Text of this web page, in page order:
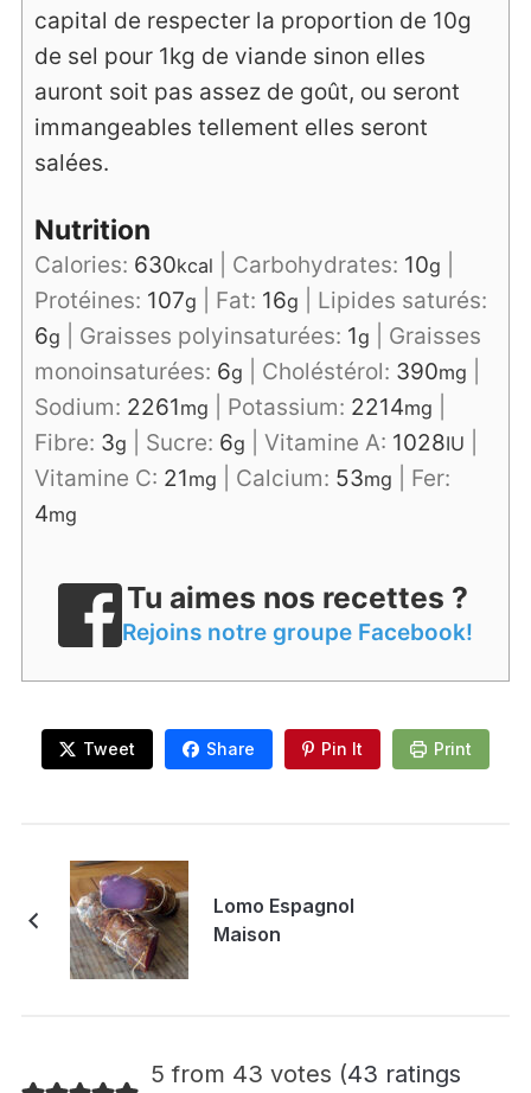
capital de respecter la proportion de 10g
de sel pour 1kg de viande sinon elles
auront soit pas assez de goût, ou seront
immangeables tellement elles seront
salées.
Nutrition
Calories: 630kcal Carbohydrates: 10g
Protéines: 107g Fat: 16g
Lipides saturés:
6g Graisses polyinsaturées: 1g
Graisses
monoinsaturées: 6g Choléstérol: 390mg
Sodium: 2261mg Potassium: 2214mg
Fibre: 3g Sucre: 6g Vitamine A: 1028IU
Vitamine C: 21mg Calcium: 53mg
Fer:
4mg
Tu aimes nos recettes ?
Rejoins notre groupe Facebook!
Tweet Share Pin It Print
Lomo Espagnol
Maison
5 from 43 votes (43 ratings